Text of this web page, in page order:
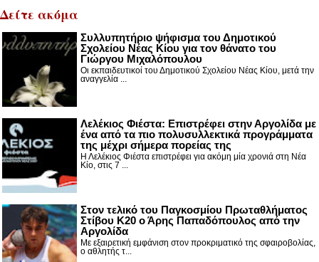
Δείτε ακόμα
Συλλυπητήριο ψήφισμα του Δημοτικού
Σχολείου Νέας Κίου για τον θάνατο του
Γιώργου Μιχαλόπουλου
Οι εκπαιδευτικοί του Δημοτικού Σχολείου Νέας Κίου, μετά την
αναγγελία ...
Λελέκιος Φιέστα: Επιστρέφει στην Αργολίδα με
ένα από τα πιο πολυσυλλεκτικά προγράμματα
της μέχρι σήμερα πορείας της
Η Λελέκιος Φιέστα επιστρέφει για ακόμη μία χρονιά στη Νέα
Κίο, στις 7 ...
Στον τελικό του Παγκοσμίου Πρωταθλήματος
Στίβου Κ20 ο Άρης Παπαδόπουλος από την
Αργολίδα
Με εξαιρετική εμφάνιση στον προκριματικό της σφαιροβολίας,
ο αθλητής τ...